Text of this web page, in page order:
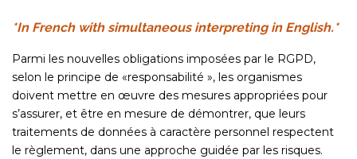
*In French with simultaneous interpreting in English.*
Parmi les nouvelles obligations imposées par le RGPD,
selon le principe de «responsabilité », les organismes
doivent mettre en œuvre des mesures appropriées pour
s’assurer, et être en mesure de démontrer, que leurs
traitements de données à caractère personnel respectent
le règlement, dans une approche guidée par les risques.